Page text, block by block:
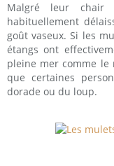
Malgré leur chair
habituellement
goût vaseux. Si les
étangs ont
pleine mer comme
que certaines
dorade ou du loup.